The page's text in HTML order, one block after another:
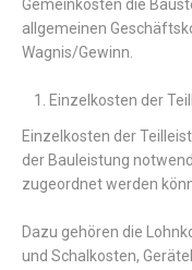
Gemeinkosten die
allgemeinen
Wagnis/Gewinn.
Einzelkosten der
Einzelkosten der
der Bauleistung
zugeordnet werden
Dazu gehören die
und Schalkosten,